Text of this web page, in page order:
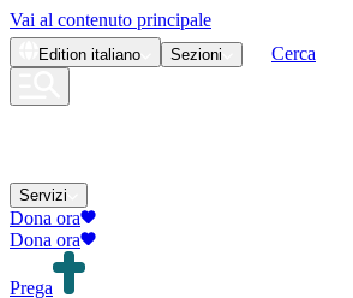
Vai al contenuto principale
Edition italiano Sezioni Cerca
Servizi
Dona ora
Dona ora
Prega